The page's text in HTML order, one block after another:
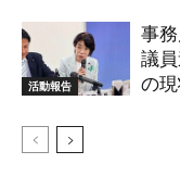
活動報告
事
議
の